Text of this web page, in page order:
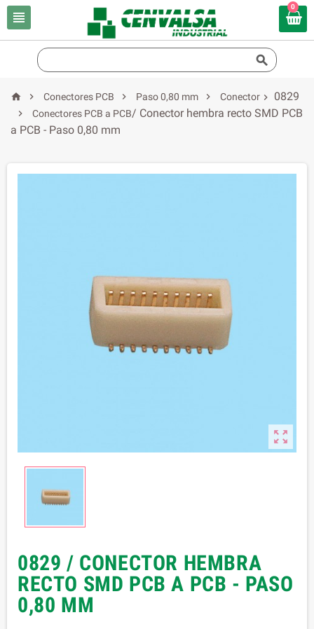

0

  Conectores PCB  Paso 0,80 mm 
Conector

Conectores PCB a PCB

0829
/ Conector hembra recto SMD PCB
a PCB - Paso 0,80 mm

0829 / CONECTOR HEMBRA
RECTO SMD PCB A PCB - PASO
0,80 MM